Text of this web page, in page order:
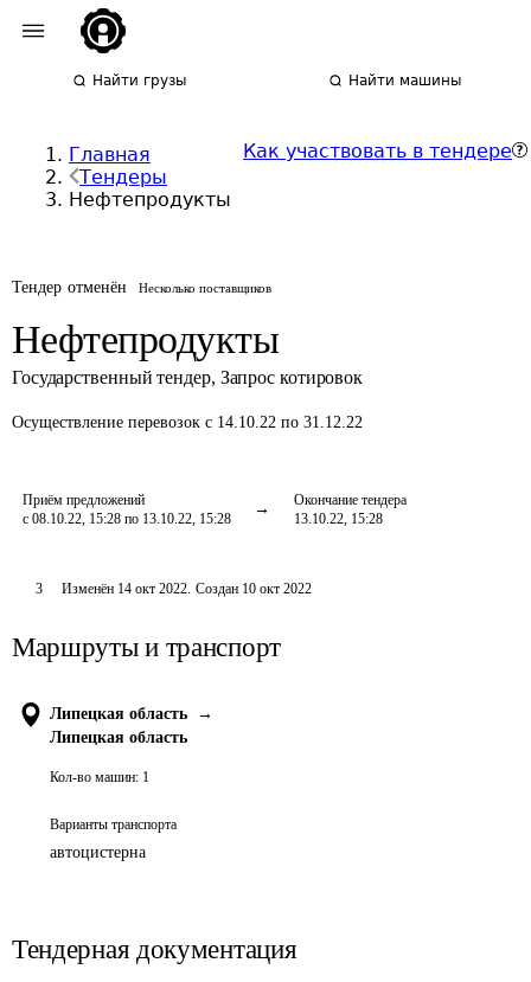
Найти грузы Найти машины
Главная
Тендеры
Нефтепродукты
Как участвовать в тендере
Тендер отменён Несколько поставщиков
Нефтепродукты
Государственный тендер, Запрос котировок
Осуществление перевозок с 14.10.22 по 31.12.22
Приём предложений
с 08.10.22, 15:28 по 13.10.22, 15:28
Окончание тендера
13.10.22, 15:28
3 Изменён 14 окт 2022. Создан 10 окт 2022
Маршруты и транспорт
Липецкая область
→
Липецкая область
Кол-во машин: 1
Варианты транспорта
автоцистерна
Тендерная документация